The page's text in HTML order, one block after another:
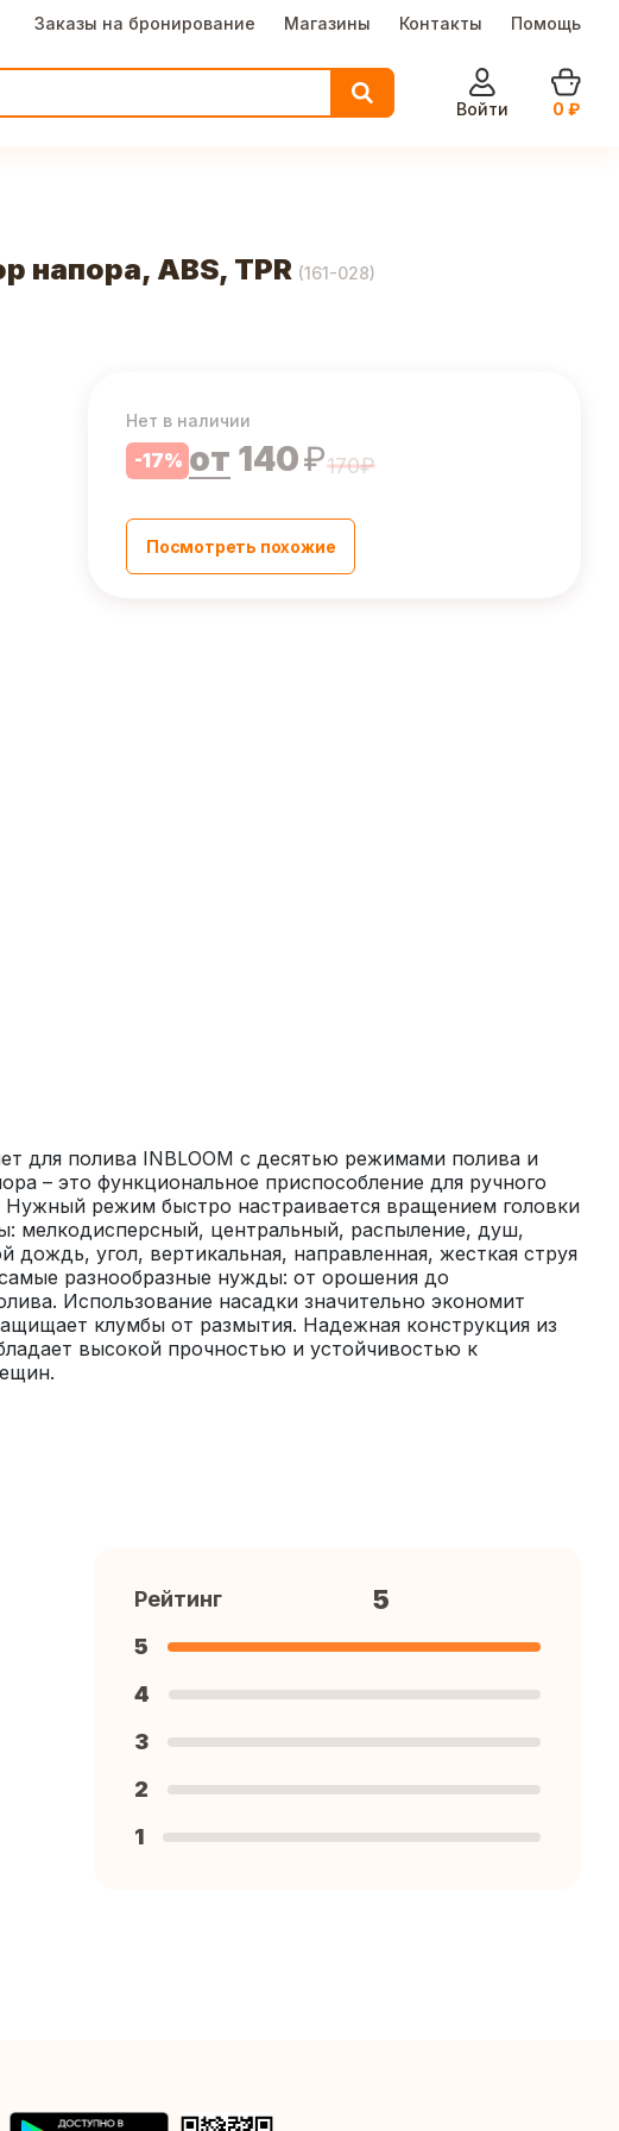
Заказы на бронирование Магазины Контакты Помощь
Войти
0 ₽
напора, ABS, TPR (161-028)
Нет в наличии
-17% от 140₽170₽
Посмотреть похожие
для полива INBLOOM с десятью режимами полива и
– это функциональное приспособление для ручного
Нужный режим быстро настраивается вращением головки
мелкодисперсный, центральный, распыление, душ,
дождь, угол, вертикальная, направленная, жесткая струя
разнообразные нужды: от орошения до
Использование насадки значительно экономит
клумбы от размытия. Надежная конструкция из
высокой прочностью и устойчивостью к
Рейтинг 5
5
4
3
2
1